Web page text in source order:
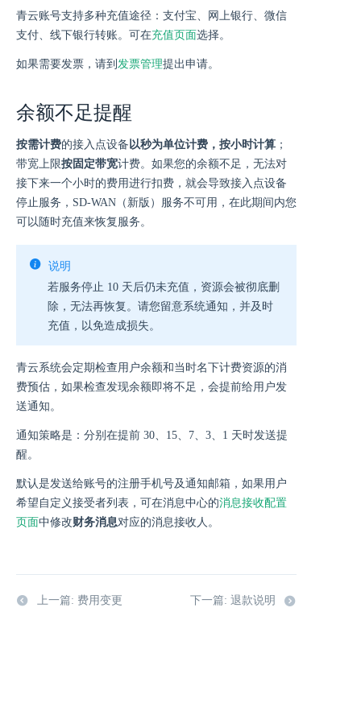
青云账号支持多种充值途径：支付宝、网上银行、微信
支付、线下银行转账。可在充值页面选择。
如果需要发票，请到 发票管理提出申请。
余额不足提醒
按需计费的接入点设备以秒为单位计费，按小时计算 ；
带宽上限按固定带宽计费。如果您的余额不足，无法对
接下来一个小时的费用进行扣费，就会导致接入点设备
停止服务，SD-WAN（新版）服务不可用，在此期间内您
可以随时充值来恢复服务。
说明
若服务停止 10 天后仍未充值，资源会被彻底删
除，无法再恢复。请您留意系统通知，并及时
充值，以免造成损失。
青云系统会定期检查用户余额和当时名下计费资源的消
费预估，如果检查发现余额即将不足，会提前给用户发
送通知。
通知策略是：分别在提前 30、15、7、3、1 天时发送提
醒。
默认是发送给账号的注册手机号及通知邮箱，如果用户
希望自定义接受者列表，可在消息中心的消息接收配置
页面中修改财务消息对应的消息接收人。
上一篇: 费用变更 下一篇: 退款说明